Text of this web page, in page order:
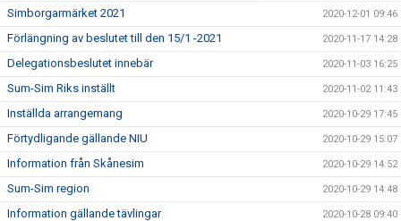
Simborgarmärket 2021 2020-12-01 09:46
Förlängning av beslutet till den 15/1 -2021 2020-11-17 14:28
Delegationsbeslutet innebär 2020-11-03 16:25
Sum-Sim Riks inställt 2020-11-02 11:43
Inställda arrangemang 2020-10-29 17:45
Förtydligande gällande NIU 2020-10-29 15:07
Information från Skånesim 2020-10-29 14:52
Sum-Sim region 2020-10-29 14:48
Information gällande tävlingar 2020-10-28 09:40